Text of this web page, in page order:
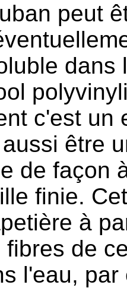
peut
dans
c'est un
être
de façon
finie.
à
de
l'eau, par